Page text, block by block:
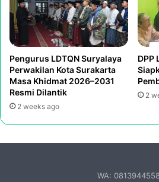
Pengurus LDTQN Suryalaya
Perwakilan Kota Surakarta
Masa Khidmat 2026–2031
Resmi Dilantik
2 weeks ago
DPP
2
WA: